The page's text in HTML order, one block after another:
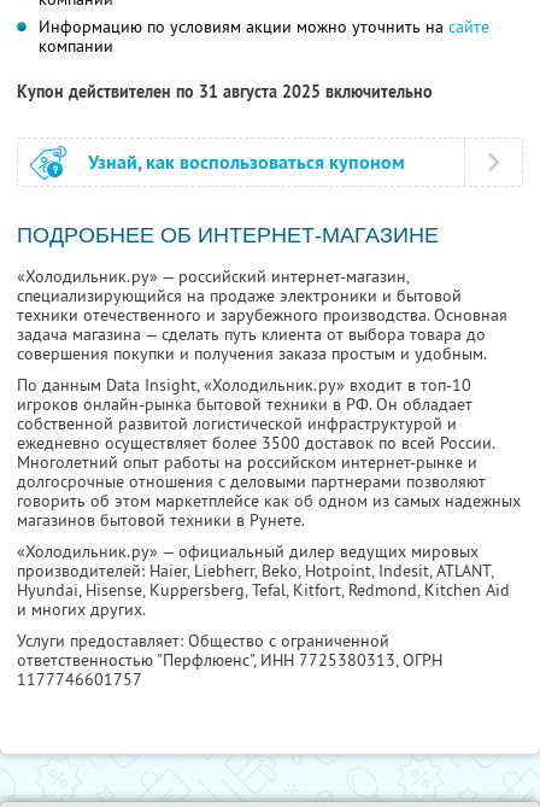
Информацию по условиям акции можно уточнить на сайте
компании
Купон действителен по 31 августа 2025 включительно
Узнай, как воспользоваться купоном
ПОДРОБНЕЕ ОБ ИНТЕРНЕТ-МАГАЗИНЕ
«Холодильник.ру» — российский интернет-магазин,
специализирующийся на продаже электроники и бытовой
техники отечественного и зарубежного производства. Основная
задача магазина — сделать путь клиента от выбора товара до
совершения покупки и получения заказа простым и удобным.
По данным Data Insight, «Холодильник.ру» входит в топ-10
игроков онлайн-рынка бытовой техники в РФ. Он обладает
собственной развитой логистической инфраструктурой и
ежедневно осуществляет более 3500 доставок по всей России.
Многолетний опыт работы на российском интернет-рынке и
долгосрочные отношения с деловыми партнерами позволяют
говорить об этом маркетплейсе как об одном из самых надежных
магазинов бытовой техники в Рунете.
«Холодильник.ру» — официальный дилер ведущих мировых
производителей: Haier, Liebherr, Beko, Hotpoint, Indesit, ATLANT,
Hyundai, Hisense, Kuppersberg, Tefal, Kitfort, Redmond, Kitchen Aid
и многих других.
Услуги предоставляет: Общество с ограниченной
ответственностью "Перфлюенс", ИНН 7725380313, ОГРН
1177746601757